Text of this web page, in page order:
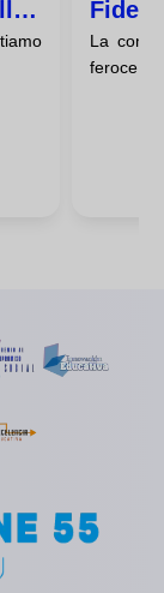
La
feroce,